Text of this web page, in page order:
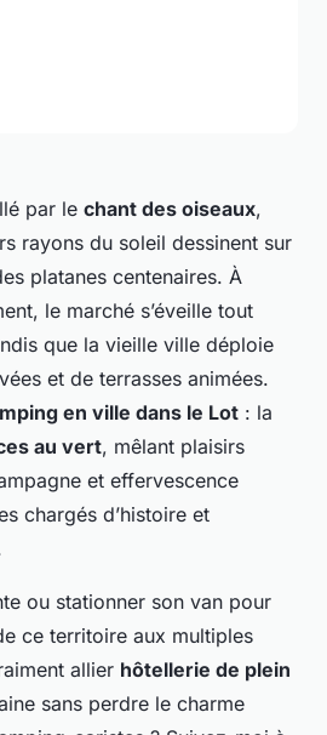
par le chant des oiseaux,
rayons du soleil dessinent sur
platanes centenaires. À
le marché s’éveille tout
que la vieille ville déploie
et de terrasses animées.
en ville dans le Lot : la
au vert, mêlant plaisirs
et effervescence
chargés d’histoire et
ou stationner son van pour
ce territoire aux multiples
allier hôtellerie de plein
sans perdre le charme